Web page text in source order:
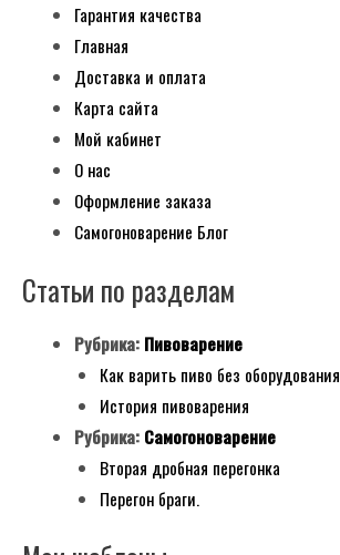
Гарантия качества
Главная
Доставка и оплата
Карта сайта
Мой кабинет
О нас
Оформление заказа
Самогоноварение Блог
Статьи по разделам
Рубрика: Пивоварение
Как варить пиво без оборудования
История пивоварения
Рубрика: Самогоноварение
Вторая дробная перегонка
Перегон браги.